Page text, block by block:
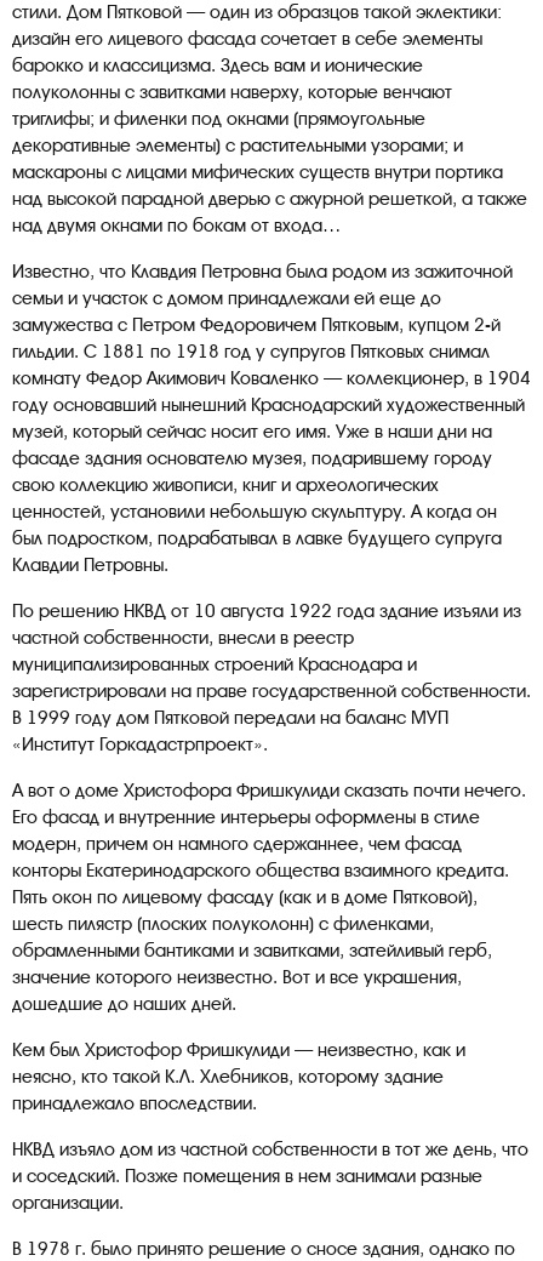
стили. Дом Пятковой — один из образцов такой эклектики:
дизайн его лицевого фасада сочетает в себе элементы
барокко и классицизма. Здесь вам и ионические
полуколонны с завитками наверху, которые венчают
триглифы; и филенки под окнами (прямоугольные
декоративные элементы) с растительными узорами; и
маскароны с лицами мифических существ внутри портика
над высокой парадной дверью с ажурной решеткой, а также
над двумя окнами по бокам от входа…
Известно, что Клавдия Петровна была родом из зажиточной
семьи и участок с домом принадлежали ей еще до
замужества с Петром Федоровичем Пятковым, купцом 2-й
гильдии. С 1881 по 1918 год у супругов Пятковых снимал
комнату Федор Акимович Коваленко — коллекционер, в 1904
году основавший нынешний Краснодарский художественный
музей, который сейчас носит его имя. Уже в наши дни на
фасаде здания основателю музея, подарившему городу
свою коллекцию живописи, книг и археологических
ценностей, установили небольшую скульптуру. А когда он
был подростком, подрабатывал в лавке будущего супруга
Клавдии Петровны.
По решению НКВД от 10 августа 1922 года здание изъяли из
частной собственности, внесли в реестр
муниципализированных строений Краснодара и
зарегистрировали на праве государственной собственности.
В 1999 году дом Пятковой передали на баланс МУП
«Институт Горкадастрпроект».
А вот о доме Христофора Фришкулиди сказать почти нечего.
Его фасад и внутренние интерьеры оформлены в стиле
модерн, причем он намного сдержаннее, чем фасад
конторы Екатеринодарского общества взаимного кредита.
Пять окон по лицевому фасаду (как и в доме Пятковой),
шесть пилястр (плоских полуколонн) с филенками,
обрамленными бантиками и завитками, затейливый герб,
значение которого неизвестно. Вот и все украшения,
дошедшие до наших дней.
Кем был Христофор Фришкулиди — неизвестно, как и
неясно, кто такой К.Л. Хлебников, которому здание
принадлежало впоследствии.
НКВД изъяло дом из частной собственности в тот же день, что
и соседский. Позже помещения в нем занимали разные
организации.
В 1978 г. было принято решение о сносе здания, однако по